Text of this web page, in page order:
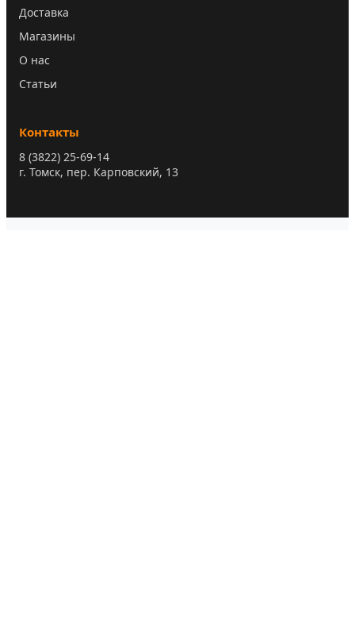
Доставка
Магазины
О нас
Статьи
Контакты
8 (3822) 25-69-14
г. Томск, пер. Карповский, 13